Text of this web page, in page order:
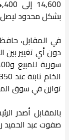
بشكل محدود ليصل إلى 108 دولارات للمبيع و106
في المقابل،
توازن في سوق
بالمقابل أصدر
صفوت عبد الحميد